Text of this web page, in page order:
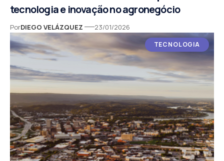
tecnologia e inovação no agronegócio
PorDIEGO VELÁZQUEZ 23/01/2026
TECNOLOGIA